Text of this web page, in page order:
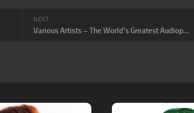
NEXT
Various Artists – The World’s Greatest Audiophile Vocal Recordings